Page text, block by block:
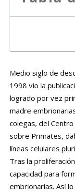
Medio siglo de
1998 vio la
logrado por vez
madre
colegas, del
sobre Primates,
líneas celulares
Tras la
capacidad para
embrionarias. Así